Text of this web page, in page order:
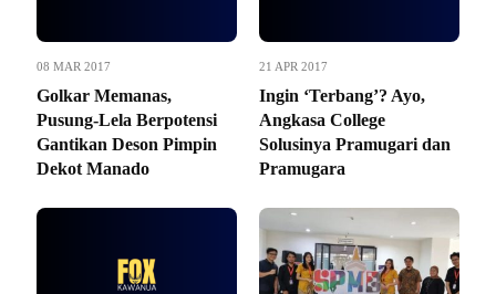
08 MAR 2017
Golkar Memanas,
Pusung-Lela Berpotensi
Gantikan Deson Pimpin
Dekot Manado
21 APR 2017
Ingin ‘Terbang’? Ayo,
Angkasa College
Solusinya Pramugari dan
Pramugara